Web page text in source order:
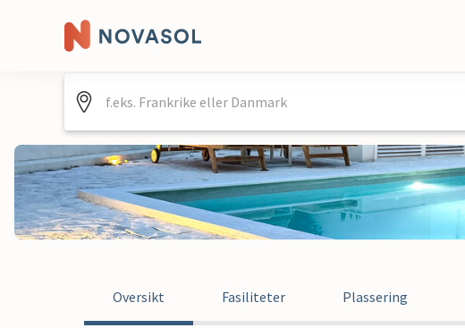
Oversikt Fasiliteter Plassering